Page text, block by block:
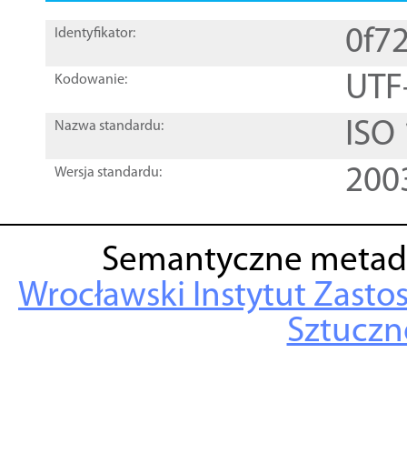
Identyfikator:
Kodowanie:
Nazwa standardu:
Wersja standardu:
Semantyczne
Wrocławski Instytut